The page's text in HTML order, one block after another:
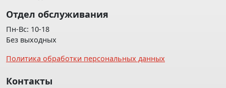
Отдел обслуживания
Пн-Вс: 10-18
Без выходных
Политика обработки персональных данных
Контакты